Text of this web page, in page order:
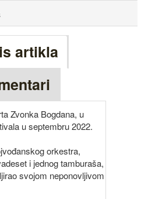
artikla
Zvonka Bogdana, u
u septembru 2022.
orkestra,
i jednog tamburaša,
svojom neponovljivom